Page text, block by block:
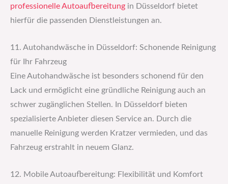
professionelle Autoaufbereitung in Düsseldorf bietet
hierfür die passenden Dienstleistungen an.
11. Autohandwäsche in Düsseldorf: Schonende Reinigung
für Ihr Fahrzeug
Eine Autohandwäsche ist besonders schonend für den
Lack und ermöglicht eine gründliche Reinigung auch an
schwer zugänglichen Stellen. In Düsseldorf bieten
spezialisierte Anbieter diesen Service an. Durch die
manuelle Reinigung werden Kratzer vermieden, und das
Fahrzeug erstrahlt in neuem Glanz.
12. Mobile Autoaufbereitung: Flexibilität und Komfort